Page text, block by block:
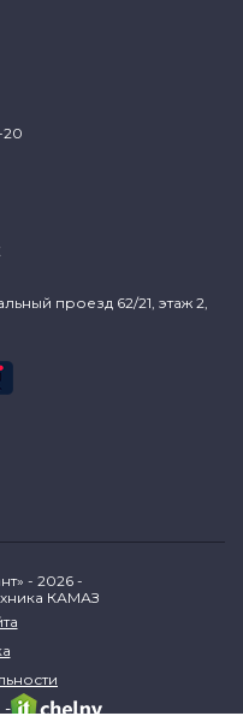
20
проезд 62/21, этаж 2,
- 2026 -
КАМАЗ
-